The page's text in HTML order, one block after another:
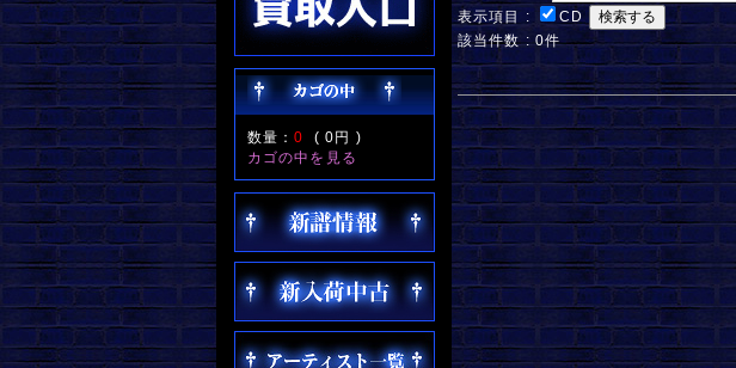
数量：0 (0円 )
カゴの中を見る
表示項目 :
CD
該当件数 : 0件